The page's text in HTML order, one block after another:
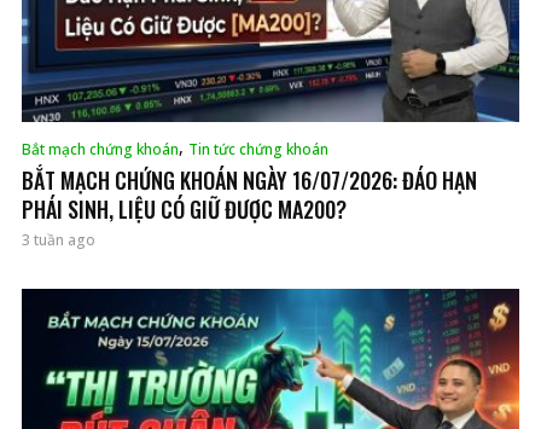
Bắt mạch chứng khoán, Tin tức chứng khoán
BẮT MẠCH CHỨNG KHOÁN NGÀY 16/07/2026: ĐÁO HẠN
PHÁI SINH, LIỆU CÓ GIỮ ĐƯỢC MA200?
3 tuần ago